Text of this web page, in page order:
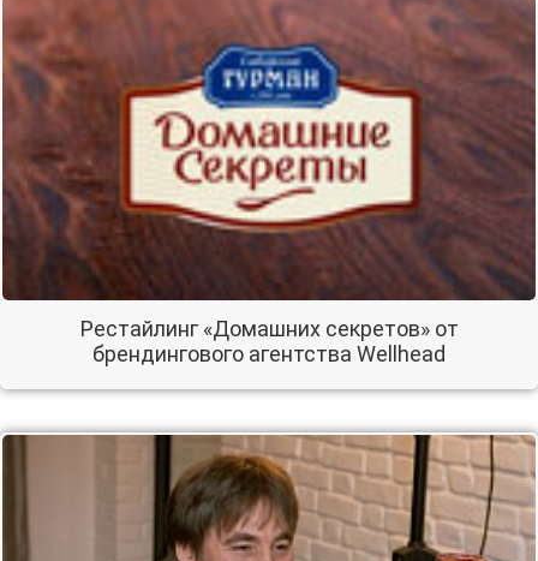
Рестайлинг «Домашних секретов» от
брендингового агентства Wellhead